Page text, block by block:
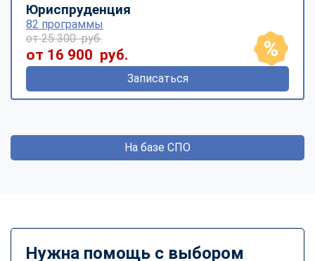
Юриспруденция
82 программы
от 25 300 руб.
от 16 900 руб.
Записаться
На базе СПО
Нужна помощь с выбором